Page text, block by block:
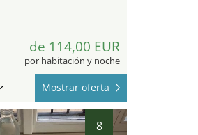
de 114,00 EUR
por habitación y noche
Mostrar oferta
8